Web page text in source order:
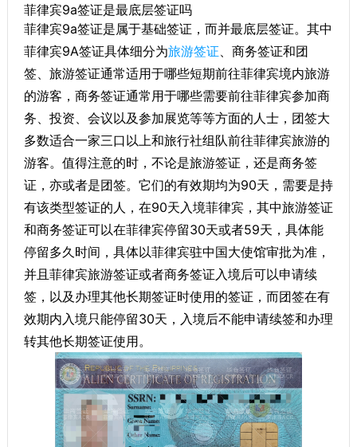
菲律宾9a签证是最底层签证吗
菲律宾9a签证是属于基础签证，而并最底层签证。其中
菲律宾9A签证具体细分为旅游签证 、商务签证和团
签、旅游签证通常适用于哪些短期前往菲律宾境内旅游
的游客，商务签证通常用于哪些需要前往菲律宾参加商
务、投资、会议以及参加展览等等方面的人士，团签大
多数适合一家三口以上和旅行社组队前往菲律宾旅游的
游客。值得注意的时，不论是旅游签证，还是商务签
证，亦或者是团签。它们的有效期均为90天，需要是持
有该类型签证的人，在90天入境菲律宾，其中旅游签证
和商务签证可以在菲律宾停留30天或者59天，具体能
停留多久时间，具体以菲律宾驻中国大使馆审批为准，
并且菲律宾旅游签证或者商务签证入境后可以申请续
签，以及办理其他长期签证时使用的签证，而团签在有
效期内入境只能停留30天，入境后不能申请续签和办理
转其他长期签证使用。